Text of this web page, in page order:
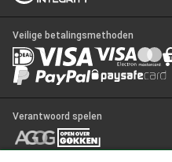
Veilige betalingsmethoden
Verantwoord spelen